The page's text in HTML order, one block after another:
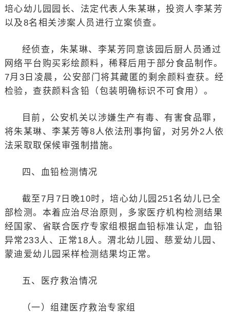
培心幼儿园园长、法定代表人朱某琳，投资人李某芳
以及8名相关涉案人员进行立案侦查。
经侦查，朱某琳、李某芳同意该园后厨人员通过
网络平台购买彩绘颜料，稀释后用于部分食品制作。
7月3日凌晨，公安部门将其藏匿的剩余颜料查获。经
检验，查获颜料含铅（包装明确标识不可食用）。
目前，公安机关以涉嫌生产有毒、有害食品罪，
将朱某琳、李某芳等8人依法刑事拘留，对另外2人依
法采取取保候审强制措施。
四、血铅检测情况
截至7月7日晚10时，培心幼儿园251名幼儿已全
部检测。本着应治尽治原则，多家医疗机构检测结果
经国家、省联合医疗专家组根据血铅标准认定，血铅
异常233人、正常18人。渭北幼儿园、慈爱幼儿园、
蒙迪爱幼儿园采样检测结果均正常。
五、医疗救治情况
（一）组建医疗救治专家组